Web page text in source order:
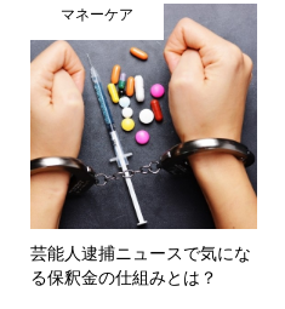
マネーケア
芸能人逮捕ニュースで気にな
る保釈金の仕組みとは？